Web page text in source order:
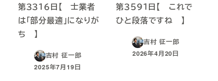
第３３１６日【 士業者
は「部分最適」になりが
ち 】
吉村 征一郎
投稿日
2025年7月19日
第３５９１日【 これで
ひと段落ですね 】
吉村 征一郎
投稿日
2026年4月20日